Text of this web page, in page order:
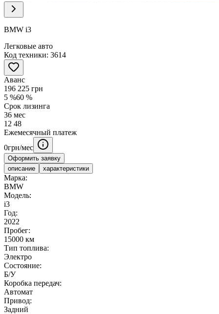
Item
11
BMW i3
Легковые авто
Код техники: 3614
Аванс
196 225 грн
5 %60 %
Срок лизинга
36 мес
12 48
Ежемесячный платеж
0грн/мес
Оформить заявку
описание
характеристики
Марка:
BMW
Модель:
i3
Год:
2022
Пробег:
15000 км
Тип топлива:
Электро
Состояние:
Б/У
Коробка передач:
Автомат
Привод:
Задний